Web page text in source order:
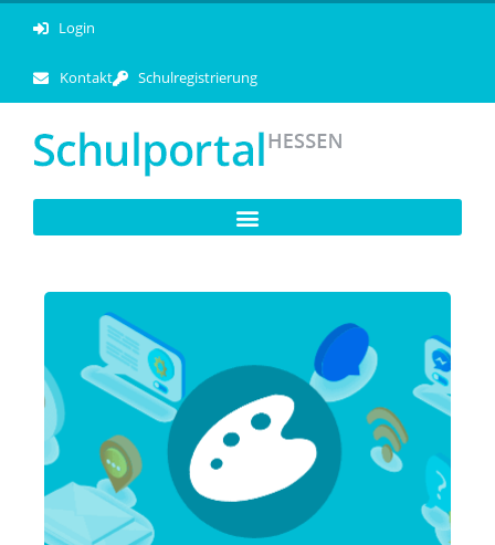
Login
Kontakt Schulregistrierung